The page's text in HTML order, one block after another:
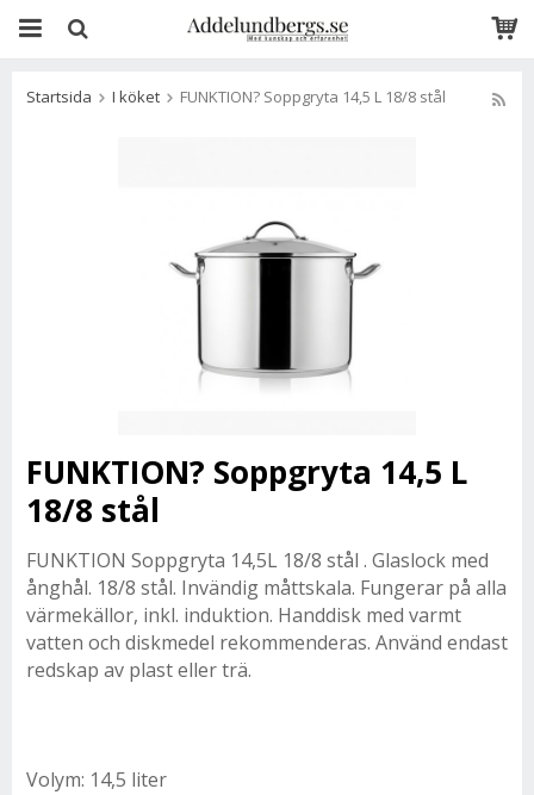
Startsida I köket FUNKTION? Soppgryta 14,5 L 18/8 stål
FUNKTION? Soppgryta 14,5 L
18/8 stål
FUNKTION Soppgryta 14,5L 18/8 stål . Glaslock med
ånghål. 18/8 stål. Invändig måttskala. Fungerar på alla
värmekällor, inkl. induktion. Handdisk med varmt
vatten och diskmedel rekommenderas. Använd endast
redskap av plast eller trä.
Volym: 14,5 liter